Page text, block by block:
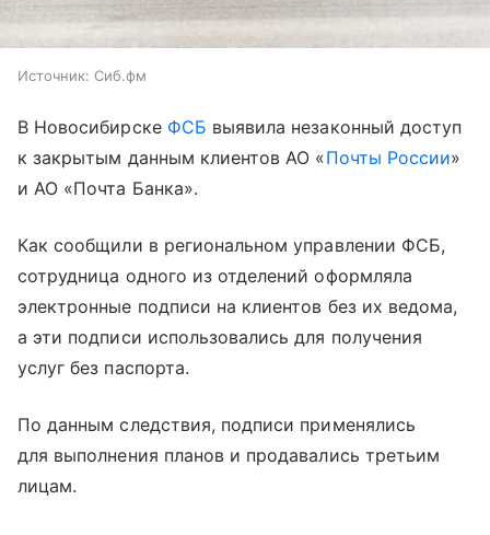
Источник: Сиб.фм
В Новосибирске ФСБ выявила незаконный доступ
к закрытым данным клиентов АО «Почты России»
и АО «Почта Банка».
Как сообщили в региональном управлении ФСБ,
сотрудница одного из отделений оформляла
электронные подписи на клиентов без их ведома,
а эти подписи использовались для получения
услуг без паспорта.
По данным следствия, подписи применялись
для выполнения планов и продавались третьим
лицам.